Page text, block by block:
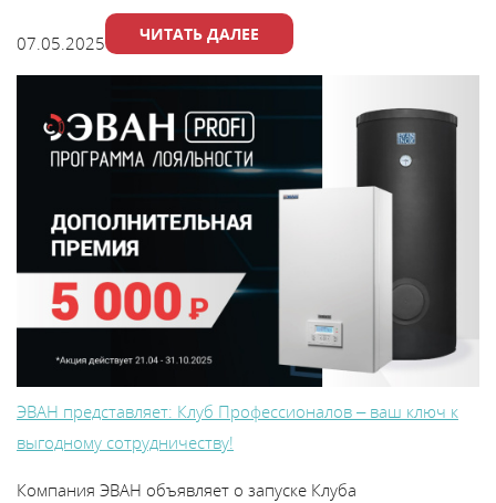
07.05.2025 ЧИТАТЬ ДАЛЕЕ
ЭВАН представляет: Клуб Профессионалов – ваш ключ к
выгодному сотрудничеству!
Компания ЭВАН объявляет о запуске Клуба